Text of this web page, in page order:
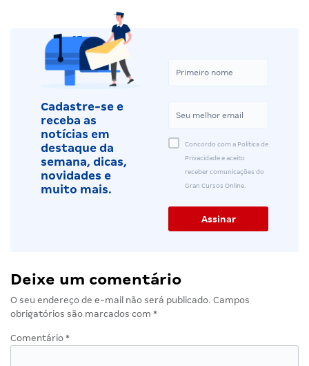
Cadastre-se e
receba as
notícias em
destaque da
semana, dicas,
novidades e
muito mais.
Concordo com a Política de
Privacidade e aceito
receber comunicações do
Gran Cursos Online.
Deixe um comentário
O seu endereço de e-mail não será publicado. Campos
obrigatórios são marcados com *
Comentário *